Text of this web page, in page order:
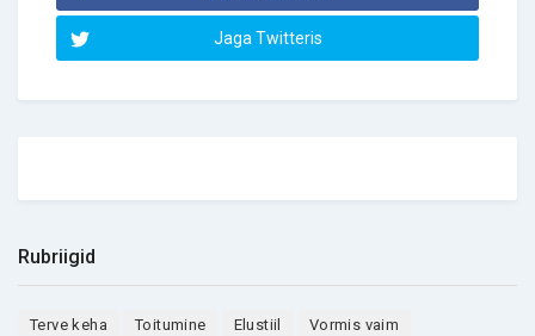
Jaga Twitteris
Rubriigid
Terve keha Toitumine Elustiil
Vormis vaim